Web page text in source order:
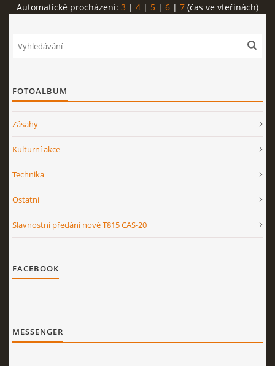
Automatické procházení: 3 | 4 | 5 | 6 | 7 (čas ve vteřinách)
FOTOALBUM
Zásahy
Kulturní akce
Technika
Ostatní
Slavnostní předání nové T815 CAS-20
FACEBOOK
MESSENGER